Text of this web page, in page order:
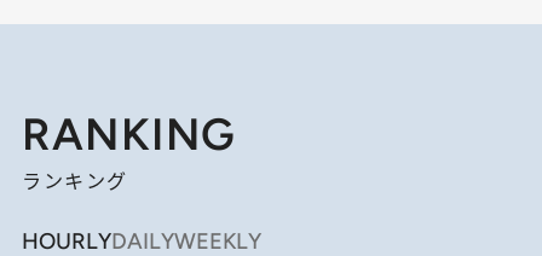
RANKING
ランキング
HOURLYDAILYWEEKLY